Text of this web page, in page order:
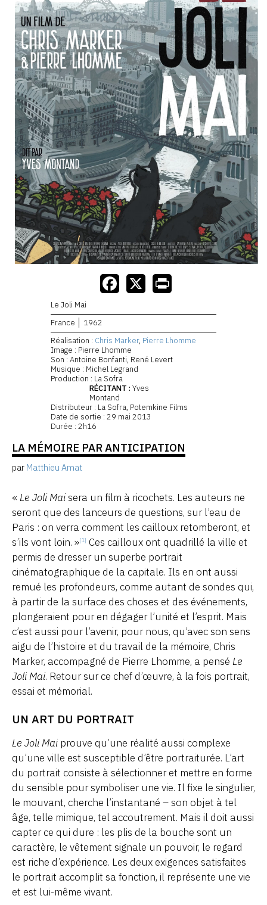
Le Joli Mai
France
1962
Réalisation : Chris Marker, Pierre Lhomme
Image : Pierre Lhomme
Son : Antoine Bonfanti, René Levert
Musique : Michel Legrand
Production : La Sofra
RÉCITANT : Yves
Montand
Distributeur : La Sofra, Potemkine Films
Date de sortie : 29 mai 2013
Durée : 2h16
LA MÉMOIRE PAR ANTICIPATION
par Matthieu Amat
« Le Joli Maisera un film à ricochets. Les auteurs ne
seront que des lanceurs de questions, sur l’eau de
Paris : on verra comment les cailloux retomberont, et
s’ils vont loin. »[1] Ces cailloux ont quadrillé la ville et
permis de dresser un superbe portrait
cinématographique de la capitale. Ils en ont aussi
remué les profondeurs, comme autant de sondes qui,
à partir de la surface des choses et des événements,
plongeraient pour en dégager l’unité et l’esprit. Mais
c’est aussi pour l’avenir, pour nous, qu’avec son sens
aigu de l’histoire et du travail de la mémoire, Chris
Marker, accompagné de Pierre Lhomme, a pensé Le
Joli Mai. Retour sur ce chef d’œuvre, à la fois portrait,
essai et mémorial.
UN ART DU PORTRAIT
Le Joli Maiprouve qu’une réalité aussi complexe
qu’une ville est susceptible d’être portraiturée. L’art
du portrait consiste à sélectionner et mettre en forme
du sensible pour symboliser une vie. Il fixe le singulier,
le mouvant, cherche l’instantané – son objet à tel
âge, telle mimique, tel accoutrement. Mais il doit aussi
capter ce qui dure : les plis de la bouche sont un
caractère, le vêtement signale un pouvoir, le regard
est riche d’expérience. Les deux exigences satisfaites
le portrait accomplit sa fonction, il représente une vie
et est lui-même vivant.